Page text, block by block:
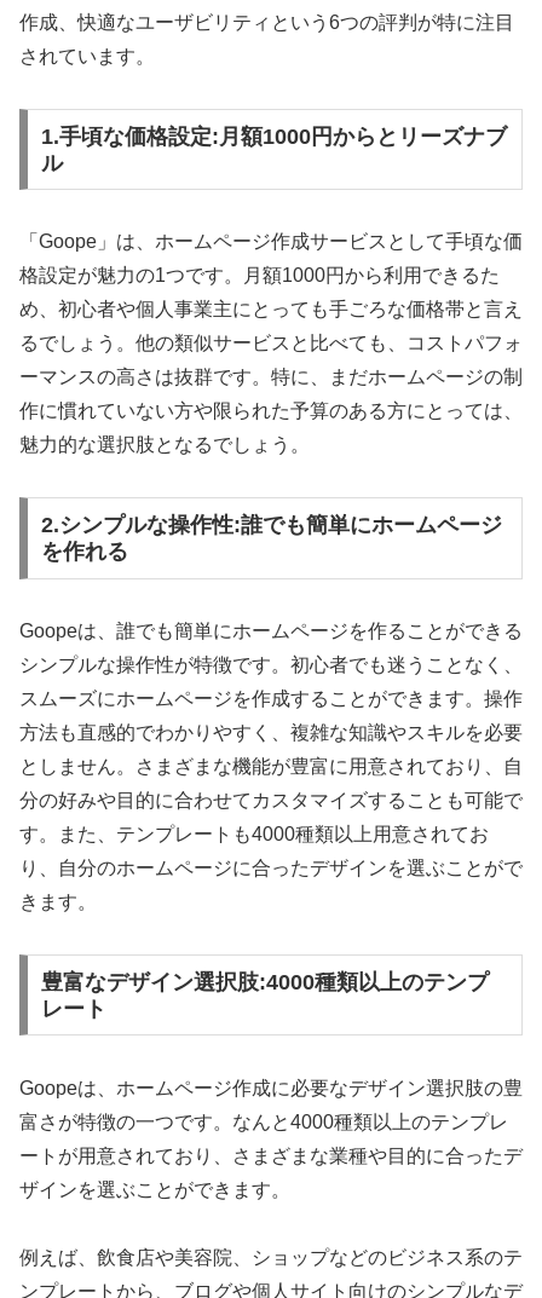
作成、快適なユーザビリティという6つの評判が特に注目
されています。
1.手頃な価格設定:月額1000円からとリーズナブ
ル
「Goope」は、ホームページ作成サービスとして手頃な価
格設定が魅力の1つです。月額1000円から利用できるた
め、初心者や個人事業主にとっても手ごろな価格帯と言え
るでしょう。他の類似サービスと比べても、コストパフォ
ーマンスの高さは抜群です。特に、まだホームページの制
作に慣れていない方や限られた予算のある方にとっては、
魅力的な選択肢となるでしょう。
2.シンプルな操作性:誰でも簡単にホームページ
を作れる
Goopeは、誰でも簡単にホームページを作ることができる
シンプルな操作性が特徴です。初心者でも迷うことなく、
スムーズにホームページを作成することができます。操作
方法も直感的でわかりやすく、複雑な知識やスキルを必要
としません。さまざまな機能が豊富に用意されており、自
分の好みや目的に合わせてカスタマイズすることも可能で
す。また、テンプレートも4000種類以上用意されてお
り、自分のホームページに合ったデザインを選ぶことがで
きます。
豊富なデザイン選択肢:4000種類以上のテンプ
レート
Goopeは、ホームページ作成に必要なデザイン選択肢の豊
富さが特徴の一つです。なんと4000種類以上のテンプレ
ートが用意されており、さまざまな業種や目的に合ったデ
ザインを選ぶことができます。
例えば、飲食店や美容院、ショップなどのビジネス系のテ
ンプレートから、ブログや個人サイト向けのシンプルなデ